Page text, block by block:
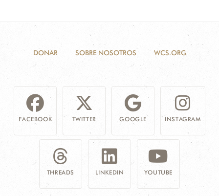
DONAR SOBRE NOSOTROS WCS.ORG
FACEBOOK TWITTER GOOGLE INSTAGRAM
THREADS LINKEDIN YOUTUBE